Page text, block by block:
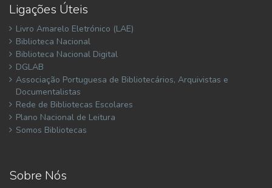
Ligações Úteis
Livro Amarelo Eletrónico (LAE)
Biblioteca Nacional
Biblioteca Nacional Digital
DGLAB
Associação Portuguesa de Bibliotecários, Arquivistas e
Documentalistas
Rede de Bibliotecas Escolares
Plano Nacional de Leitura
Somos Bibliotecas
Sobre Nós